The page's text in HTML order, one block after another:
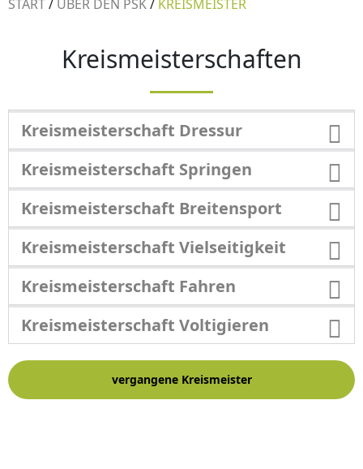
START/ ÜBER DEN PSK/ KREISMEISTER
Kreismeisterschaften
Kreismeisterschaft Dressur
Kreismeisterschaft Springen
Kreismeisterschaft Breitensport
Kreismeisterschaft Vielseitigkeit
Kreismeisterschaft Fahren
Kreismeisterschaft Voltigieren
vergangene Kreismeister